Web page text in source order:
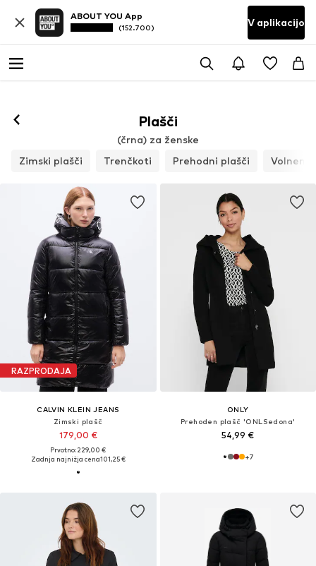
ABOUT YOU App
(152.700) V aplikacijo
Plašči
(črna) za ženske
Zimski plašči
Trenčkoti Prehodni plašči Volneni
RAZPRODAJA
CALVIN KLEIN JEANS
Zimski plašč
179,00 €
Prvotno: 229,00 €
Zadnja najnižja cena101,25 €
ONLY
Prehoden plašč 'ONLSedona'
54,99 €
+7